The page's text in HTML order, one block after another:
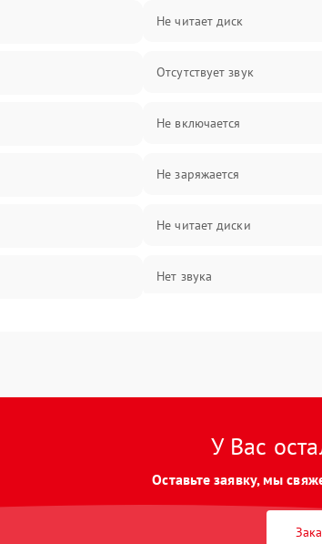
Не читает диск
Отсутствует звук
Не включается
Не заряжается
Не читает диски
Нет звука
У Вас
Оставьте заявку, мы